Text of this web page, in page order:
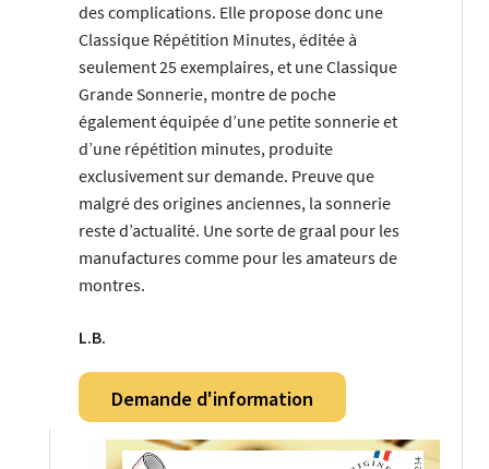
des complications. Elle propose donc une
Classique Répétition Minutes, éditée à
seulement 25 exemplaires, et une Classique
Grande Sonnerie, montre de poche
également équipée d’une petite sonnerie et
d’une répétition minutes, produite
exclusivement sur demande. Preuve que
malgré des origines anciennes, la sonnerie
reste d’actualité. Une sorte de graal pour les
manufactures comme pour les amateurs de
montres.
L.B.
Demande d'information